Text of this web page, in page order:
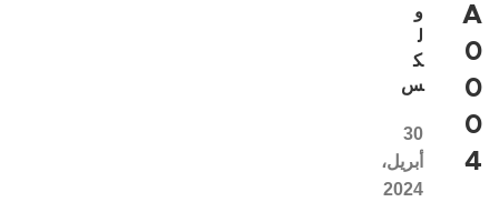
A
0
0
0
4
و
ل
ك
س
30
أبريل،
2024